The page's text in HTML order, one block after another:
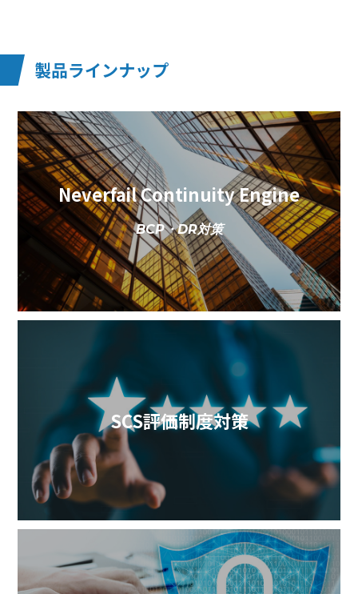
製品ラインナップ
Neverfail Continuity Engine
BCP・DR対策
SCS評価制度対策